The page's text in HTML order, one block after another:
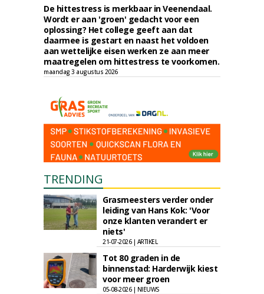
De hittestress is merkbaar in Veenendaal.
Wordt er aan 'groen' gedacht voor een
oplossing? Het college geeft aan dat
daarmee is gestart en naast het voldoen
aan wettelijke eisen werken ze aan meer
maatregelen om hittestress te voorkomen.
maandag 3 augustus 2026
TRENDING
Grasmeesters verder onder
leiding van Hans Kok: 'Voor
onze klanten verandert er
niets'
21-07-2026 | ARTIKEL
Tot 80 graden in de
binnenstad: Harderwijk kiest
voor meer groen
05-08-2026 | NIEUWS